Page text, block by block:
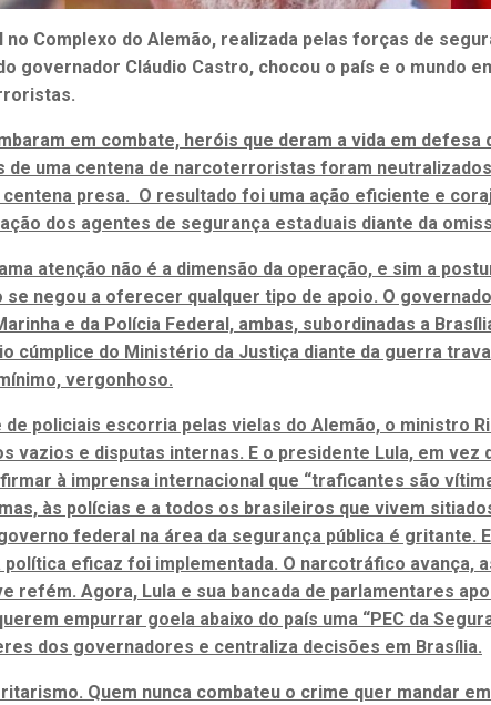
Complexo do Alemão, realizada pelas forças de
governador Cláudio Castro, chocou o país e o mundo
em combate, heróis que deram a vida em defesa
de uma centena de narcoterroristas foram
presa. O resultado foi uma ação eficiente e
dos agentes de segurança estaduais diante da
atenção não é a dimensão da operação, e sim a
se negou a oferecer qualquer tipo de apoio. O
e da Polícia Federal, ambas, subordinadas a
cúmplice do Ministério da Justiça diante da guerra
vergonhoso.
de policiais escorria pelas vielas do Alemão, o ministro
vazios e disputas internas. E o presidente Lula, em vez
à imprensa internacional que “traficantes são
às polícias e a todos os brasileiros que vivem
federal na área da segurança pública é gritante.
política eficaz foi implementada. O narcotráfico avança,
refém. Agora, Lula e sua bancada de parlamentares
empurrar goela abaixo do país uma “PEC da
dos governadores e centraliza decisões em Brasília.
Quem nunca combateu o crime quer mandar